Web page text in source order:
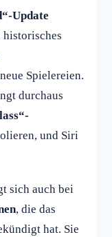
Update
Spielereien.
durchaus
und Siri
sich auch bei
, die das
hat. Sie